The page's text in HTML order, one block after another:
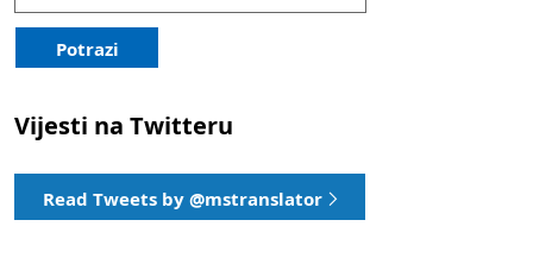
Potrazi
Vijesti na Twitteru
Read Tweets by @mstranslator